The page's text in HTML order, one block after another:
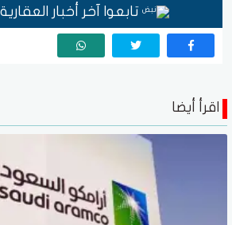
تابعوا آخر أخبار
اقرأ أيضا